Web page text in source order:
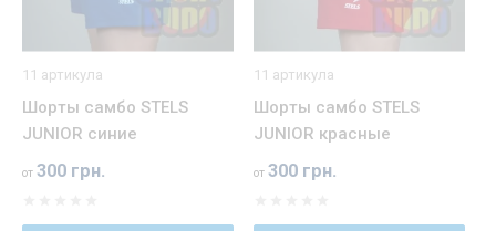
11 артикула
Шорты самбо STELS
JUNIOR синие
от 300 грн.
11 артикула
Шорты самбо STELS
JUNIOR красные
от 300 грн.